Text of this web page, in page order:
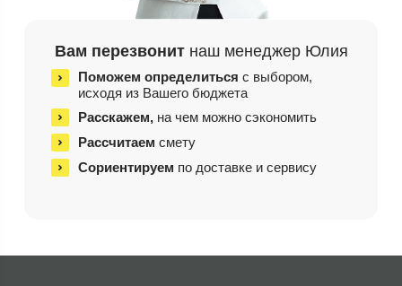
Вам перезвонит наш менеджер Юлия
Поможем определитьсяс выбором,
исходя из Вашего бюджета
Расскажем, на чем можно сэкономить
Рассчитаемсмету
Сориентируем по доставке и сервису